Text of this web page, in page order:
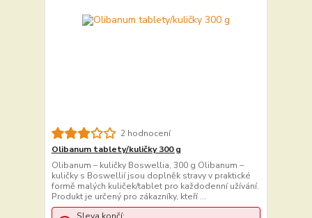
2 hodnocení
Olibanum tablety/kuličky 300 g
Olibanum – kuličky Boswellia, 300 g Olibanum –
kuličky s Boswellií jsou doplněk stravy v praktické
formě malých kuliček/tablet pro každodenní užívání.
Produkt je určený pro zákazníky, kteří ...
Sleva končí: